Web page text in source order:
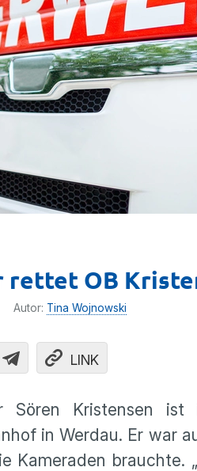
rettet OB
Autor: Tina Wojnowski
LINK
Sören Kristensen
in Werdau. Er war
Kameraden